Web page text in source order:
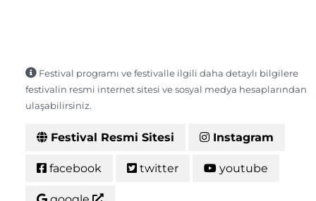
Festival programı ve festivalle ilgili daha detaylı bilgilere
festivalin resmi internet sitesi ve sosyal medya hesaplarından
ulaşabilirsiniz.
Festival Resmi Sitesi Instagram
facebook twitter youtube